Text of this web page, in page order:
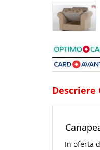
Descriere
In oferta